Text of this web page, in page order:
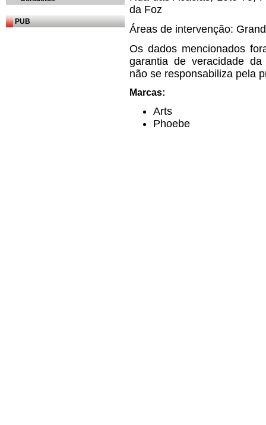
PUB
da Foz
Áreas de intervenção:
Os dados mencionados
garantia de veracidade da
não se responsabiliza pela
Marcas:
Arts
Phoebe